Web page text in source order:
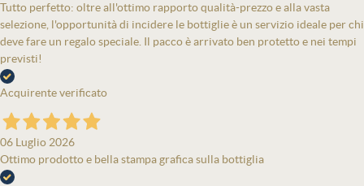
Tutto perfetto: oltre all'ottimo rapporto qualità-prezzo e alla vasta
selezione, l'opportunità di incidere le bottiglie è un servizio ideale per chi
deve fare un regalo speciale. Il pacco è arrivato ben protetto e nei tempi
previsti!
Acquirente verificato
06 Luglio 2026
Ottimo prodotto e bella stampa grafica sulla bottiglia